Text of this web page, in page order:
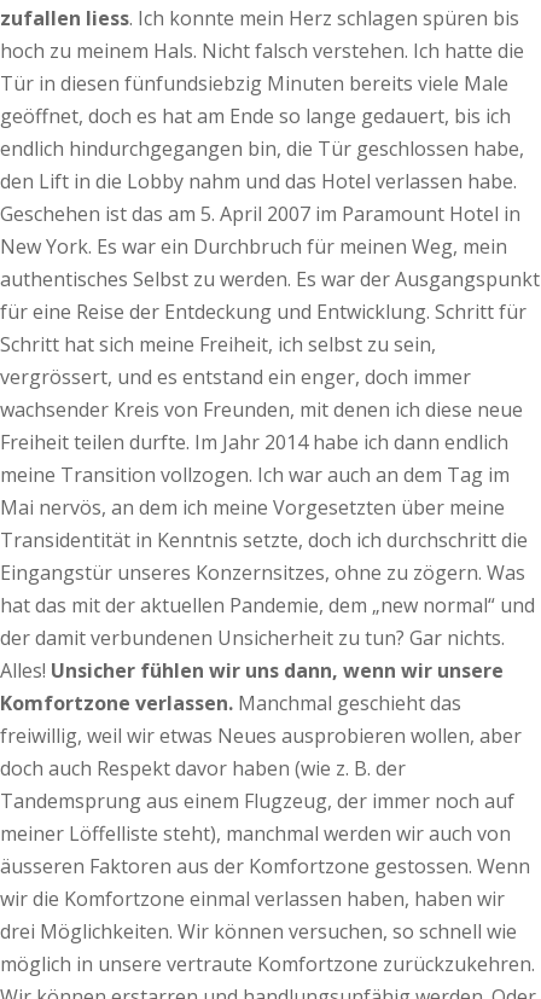
zufallen liess. Ich konnte mein Herz schlagen spüren bis
hoch zu meinem Hals. Nicht falsch verstehen. Ich hatte die
Tür in diesen fünfundsiebzig Minuten bereits viele Male
geöffnet, doch es hat am Ende so lange gedauert, bis ich
endlich hindurchgegangen bin, die Tür geschlossen habe,
den Lift in die Lobby nahm und das Hotel verlassen habe.
Geschehen ist das am 5. April 2007 im Paramount Hotel in
New York. Es war ein Durchbruch für meinen Weg, mein
authentisches Selbst zu werden. Es war der Ausgangspunkt
für eine Reise der Entdeckung und Entwicklung. Schritt für
Schritt hat sich meine Freiheit, ich selbst zu sein,
vergrössert, und es entstand ein enger, doch immer
wachsender Kreis von Freunden, mit denen ich diese neue
Freiheit teilen durfte. Im Jahr 2014 habe ich dann endlich
meine Transition vollzogen. Ich war auch an dem Tag im
Mai nervös, an dem ich meine Vorgesetzten über meine
Transidentität in Kenntnis setzte, doch ich durchschritt die
Eingangstür unseres Konzernsitzes, ohne zu zögern. Was
hat das mit der aktuellen Pandemie, dem „new normal“ und
der damit verbundenen Unsicherheit zu tun? Gar nichts.
Alles! Unsicher fühlen wir uns dann, wenn wir unsere
Komfortzone verlassen. Manchmal geschieht das
freiwillig, weil wir etwas Neues ausprobieren wollen, aber
doch auch Respekt davor haben (wie z. B. der
Tandemsprung aus einem Flugzeug, der immer noch auf
meiner Löffelliste steht), manchmal werden wir auch von
äusseren Faktoren aus der Komfortzone gestossen. Wenn
wir die Komfortzone einmal verlassen haben, haben wir
drei Möglichkeiten. Wir können versuchen, so schnell wie
möglich in unsere vertraute Komfortzone zurückzukehren.